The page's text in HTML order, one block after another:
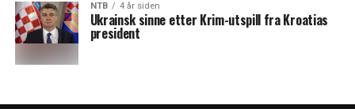
NTB 4 år siden
Ukrainsk sinne etter Krim-utspill fra Kroatias
president